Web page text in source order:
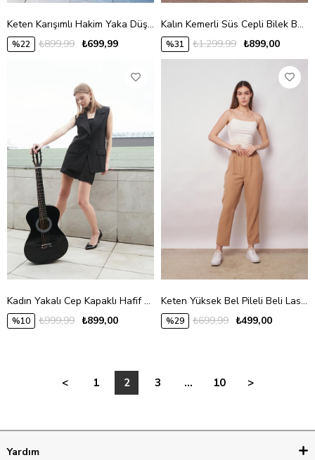
Keten Karışımlı Hakim Yaka Düşük Omuzlu Beli Bağcıklı Düğmeli Diz Boy Günlük Elbise-Mavi
%22 ₺699,99
₺899,99
Kalın Kemerli Süs Cepli Bilek Boy Likralı Kumaş Pantolon-B.Yeşil
%31 ₺899,00
₺1.299,99
Kadın Yakalı Cep Kapaklı Hafif Likralı Dokuma Kumaş Oversize Blazer Yelek-Siyah
%10 ₺899,00
₺999,99
Keten Yüksek Bel Pileli Beli Lastikli Kemerli Boyfriend Pantolon-Camel
%29 ₺499,00
₺699,99
< 1 2 3 ... 10 >
Yardım